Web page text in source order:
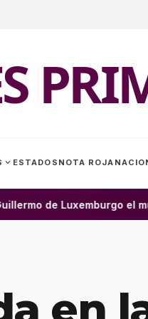
expand_more ESTADOS NOTA ROJA
de Luxemburgo el